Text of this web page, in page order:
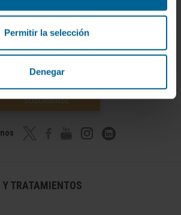
Permitir la selección
Denegar
¡Únete a nuestra comunidad!
SUSCRIBIRSE
Y TRATAMIENTOS